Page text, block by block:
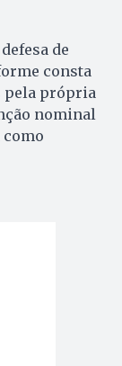
de
consta
pela própria
nominal